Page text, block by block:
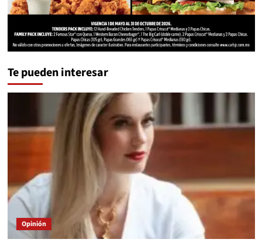
Te pueden interesar
Opinión